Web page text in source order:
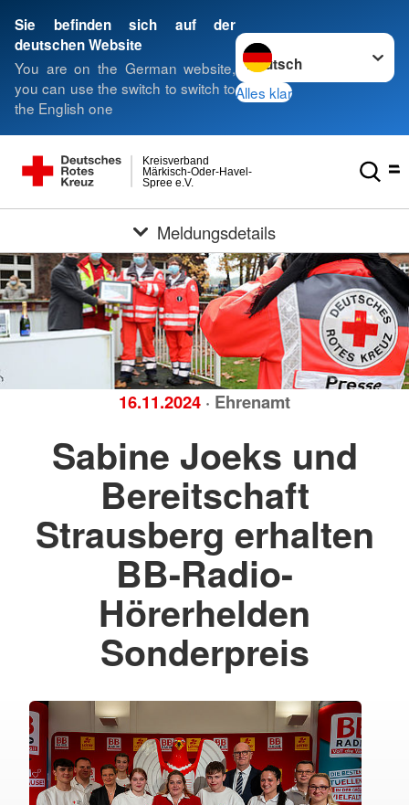
Sie befinden sich auf der
deutschen Website
You are on the German website,
you can use the switch to switch to
the English one
Sprache wechseln zu
Alles klar
Spree e.V.
Märkisch-Oder-Havel-
Kreisverband
Meldungsdetails
16.11.2024 · Ehrenamt
Sabine Joeks und
Bereitschaft
Strausberg erhalten
BB-Radio-
Hörerhelden
Sonderpreis